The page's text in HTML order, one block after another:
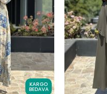
KARGO
BEDAVA